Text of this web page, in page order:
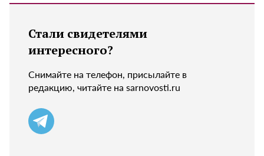
Стали свидетелями
интересного?
Снимайте на телефон, присылайте в
редакцию, читайте на sarnovosti.ru